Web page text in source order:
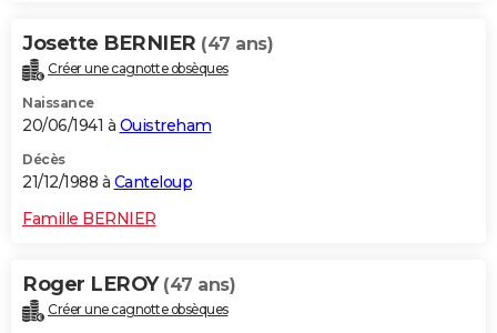
Josette BERNIER (47 ans)
Créer une cagnotte obsèques
Naissance
20/06/1941 à Ouistreham
Décès
21/12/1988 à Canteloup
Famille BERNIER
Roger LEROY (47 ans)
Créer une cagnotte obsèques